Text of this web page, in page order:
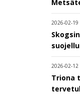
2026-02-19
2026-02-12
Triona